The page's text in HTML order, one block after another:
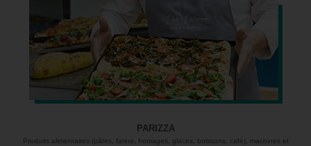
PARIZZA
Produits alimentaires (pâtes, farine, fromages, glaces, boissons, café), machines et